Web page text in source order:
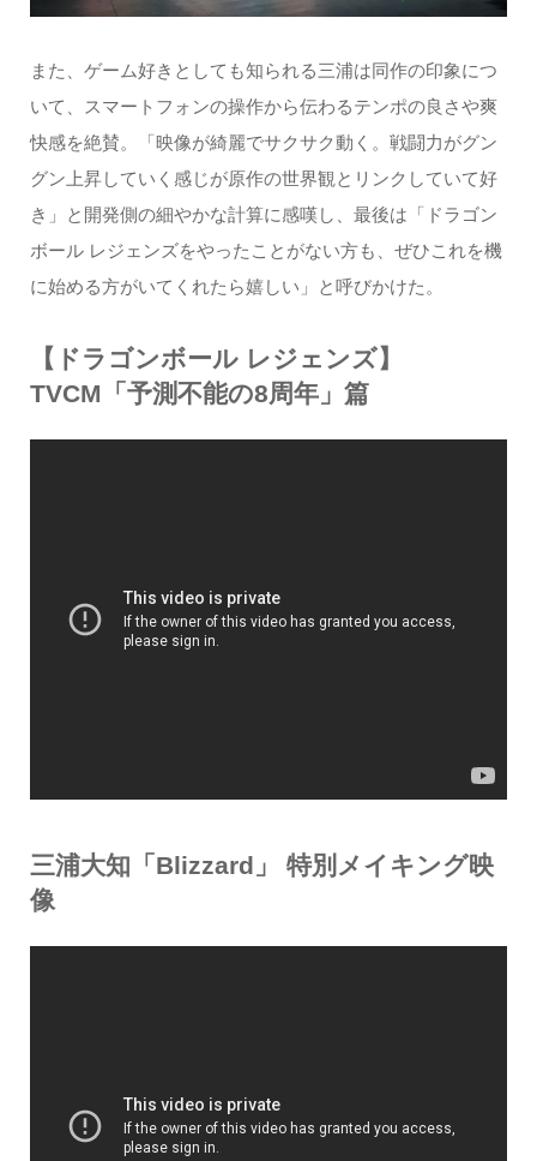
また、ゲーム好きとしても知られる三浦は同作の印象につ
いて、スマートフォンの操作から伝わるテンポの良さや爽
快感を絶賛。「映像が綺麗でサクサク動く。戦闘力がグン
グン上昇していく感じが原作の世界観とリンクしていて好
き」と開発側の細やかな計算に感嘆し、最後は「ドラゴン
ボール レジェンズをやったことがない方も、ぜひこれを機
に始める方がいてくれたら嬉しい」と呼びかけた。
【ドラゴンボール レジェンズ】
TVCM「予測不能の8周年」篇
三浦大知「Blizzard」 特別メイキング映
像